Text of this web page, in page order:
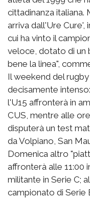
cittadinanza italiana.
arriva dall'Ure
cui ha vinto il
veloce, dotato di un
bene la linea",
Il weekend del
decisamente intenso:
l'U15 affronterà in
CUS, mentre alle
disputerà un test
da Volpiano, San
Domenica altro
affronterà alle 11:00
militante in Serie C;
campionato di Serie